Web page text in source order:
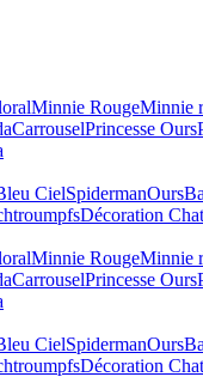
Minnie RougeMinnie
CarrouselPrincesse Ours
CielSpidermanOurs
Décoration
Minnie RougeMinnie
CarrouselPrincesse Ours
CielSpidermanOurs
Décoration